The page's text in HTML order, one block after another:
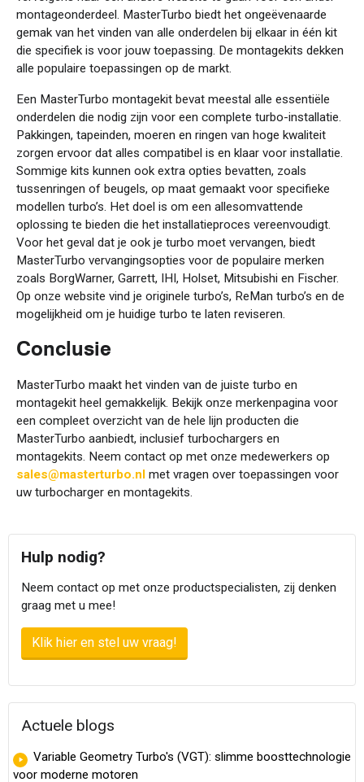
montageonderdeel. MasterTurbo biedt het ongeëvenaarde
gemak van het vinden van alle onderdelen bij elkaar in één kit
die specifiek is voor jouw toepassing. De montagekits dekken
alle populaire toepassingen op de markt.
Een MasterTurbo montagekit bevat meestal alle essentiële
onderdelen die nodig zijn voor een complete turbo-installatie.
Pakkingen, tapeinden, moeren en ringen van hoge kwaliteit
zorgen ervoor dat alles compatibel is en klaar voor installatie.
Sommige kits kunnen ook extra opties bevatten, zoals
tussenringen of beugels, op maat gemaakt voor specifieke
modellen turbo’s. Het doel is om een allesomvattende
oplossing te bieden die het installatieproces vereenvoudigt.
Voor het geval dat je ook je turbo moet vervangen, biedt
MasterTurbo vervangingsopties voor de populaire merken
zoals BorgWarner, Garrett, IHI, Holset, Mitsubishi en Fischer.
Op onze website vind je originele turbo’s, ReMan turbo’s en de
mogelijkheid om je huidige turbo te laten reviseren.
Conclusie
MasterTurbo maakt het vinden van de juiste turbo en
montagekit heel gemakkelijk. Bekijk onze merkenpagina voor
een compleet overzicht van de hele lijn producten die
MasterTurbo aanbiedt, inclusief turbochargers en
montagekits. Neem contact op met onze medewerkers op
sales@masterturbo.nl met vragen over toepassingen voor
uw turbocharger en montagekits.
Hulp nodig?
Neem contact op met onze productspecialisten, zij denken
graag met u mee!
Klik hier en stel uw vraag!
Actuele blogs
Variable Geometry Turbo's (VGT): slimme boosttechnologie
voor moderne motoren